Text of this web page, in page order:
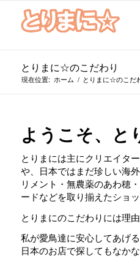
とりまに☆のこだわり
現在位置: ホーム / とりまに☆のこだ
ようこそ、と
とりまには主にクリエイタ
や、日本ではまだ珍しい海
リメント・無農薬のあわ穂
ードなどを取り揃えたショッ
とりまにのこだわりには理由
私が愛鳥達に安心してあげ
日本のお店で探してもなか